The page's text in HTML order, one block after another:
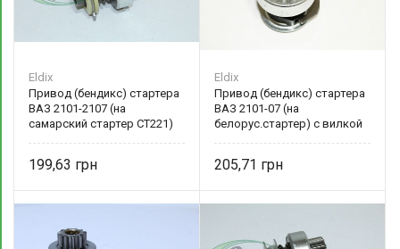
Eldix
Привод (бендикс) стартера
ВАЗ 2101-2107 (на
самарский стартер СТ221)
199,63
Eldix
Привод (бендикс) стартера
ВАЗ 2101-07 (на
белорус.стартер) с вилкой
205,71